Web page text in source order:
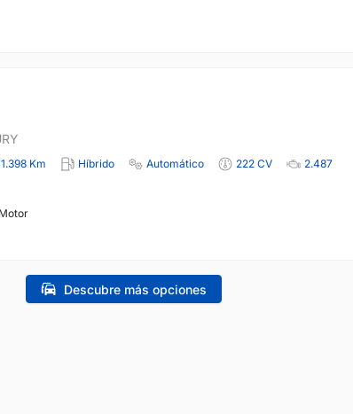
Km Híbrido Automático 222 CV
2.487
Descubre más opciones